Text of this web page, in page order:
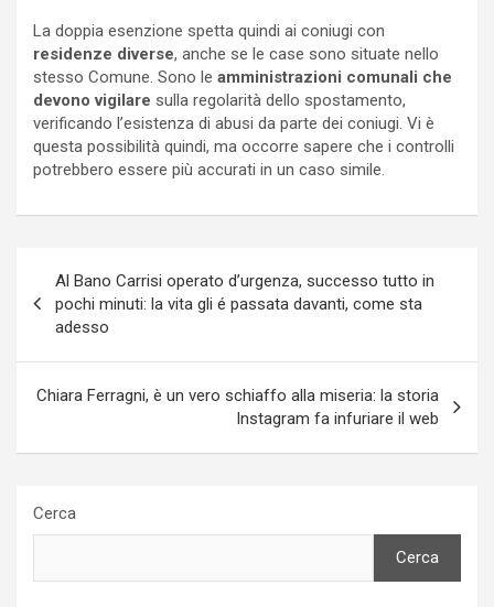
La doppia esenzione spetta quindi ai coniugi con
residenze diverse, anche se le case sono situate nello
stesso Comune. Sono le amministrazioni comunali che
devono vigilare sulla regolarità dello spostamento,
verificando l’esistenza di abusi da parte dei coniugi. Vi è
questa possibilità quindi, ma occorre sapere che i controlli
potrebbero essere più accurati in un caso simile.
articoli
Al Bano Carrisi operato d’urgenza, successo tutto in
pochi minuti: la vita gli é passata davanti, come sta
adesso
Chiara Ferragni, è un vero schiaffo alla miseria: la storia
Instagram fa infuriare il web
Cerca
Cerca